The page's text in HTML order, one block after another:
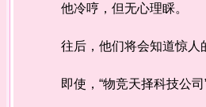
他冷哼，但无心理睬。
往后，他们将会知道惊人的
即使，“物竞天择科技公司”